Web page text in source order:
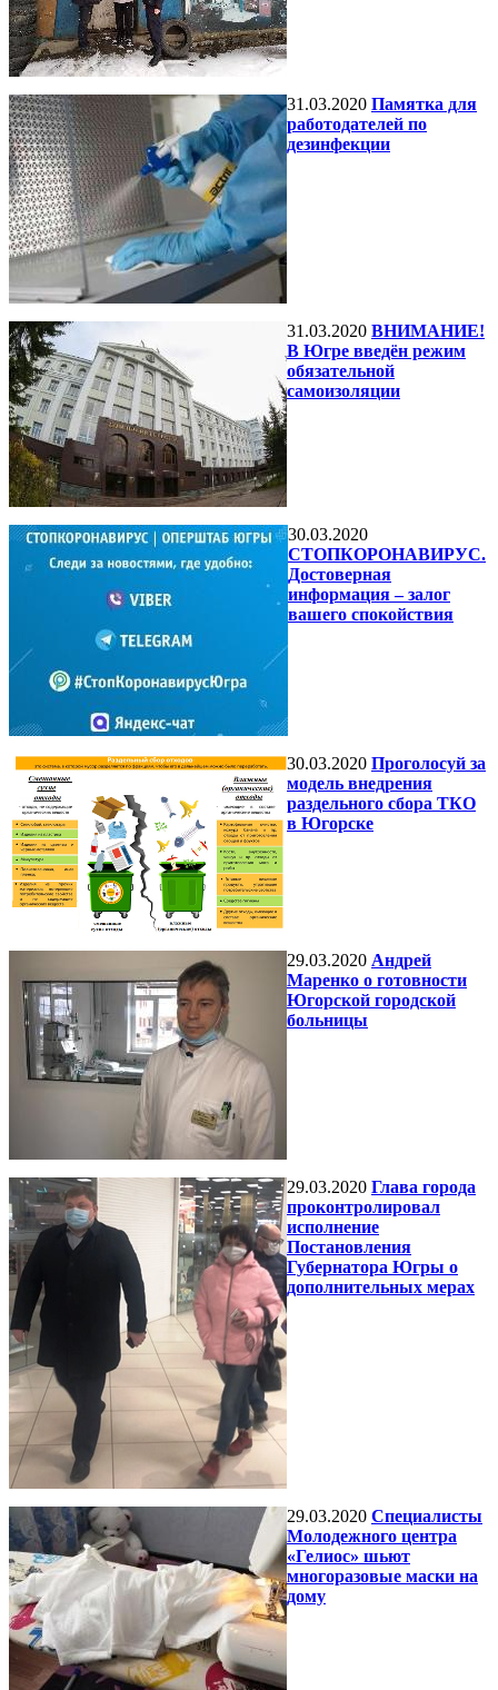
31.03.2020 Памятка для
работодателей по
дезинфекции
31.03.2020 ВНИМАНИЕ!
В Югре введён режим
обязательной
самоизоляции
30.03.2020
СТОПКОРОНАВИРУС.
Достоверная
информация – залог
вашего спокойствия
30.03.2020 Проголосуй за
модель внедрения
раздельного сбора ТКО
в Югорске
29.03.2020 Андрей
Маренко о готовности
Югорской городской
больницы
29.03.2020 Глава города
проконтролировал
исполнение
Постановления
Губернатора Югры о
дополнительных мерах
29.03.2020 Специалисты
Молодежного центра
«Гелиос» шьют
многоразовые маски на
дому